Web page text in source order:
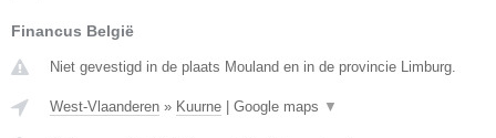
Financus België
Niet gevestigd in de plaats Mouland en in de provincie Limburg.
West-Vlaanderen » Kuurne Google maps ▼